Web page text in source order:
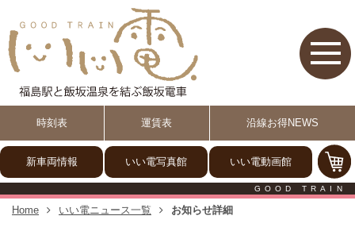
時刻表 運賃表 沿線お得NEWS
新車両情報 いい電写真館 いい電動画館
GOOD TRAIN
Home いい電ニュース一覧 お知らせ詳細